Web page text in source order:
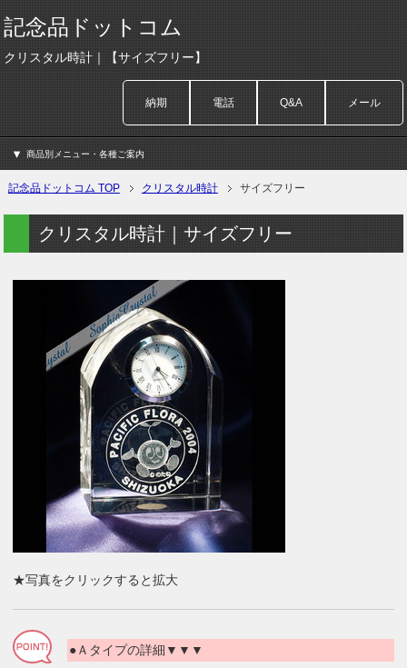
記念品ドットコム
クリスタル時計｜【サイズフリー】
納期 電話 Q&A メール
商品別メニュー・各種ご案内
記念品ドットコム TOP クリスタル時計 サイズフリー
クリスタル時計｜サイズフリー
★写真をクリックすると拡大
●Ａタイプの詳細▼▼▼